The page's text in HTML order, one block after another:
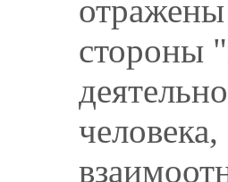
отражены
стороны
человека,